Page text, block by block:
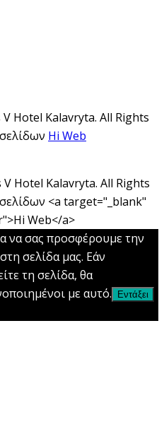
Hotel Kalavryta. All Rights
Hi Web
Hotel Kalavryta. All Rights
<a target="_blank"
Web</a>
να σας προσφέρουμε την
σελίδα μας. Εάν
τη σελίδα, θα
με αυτό.
Εντάξει